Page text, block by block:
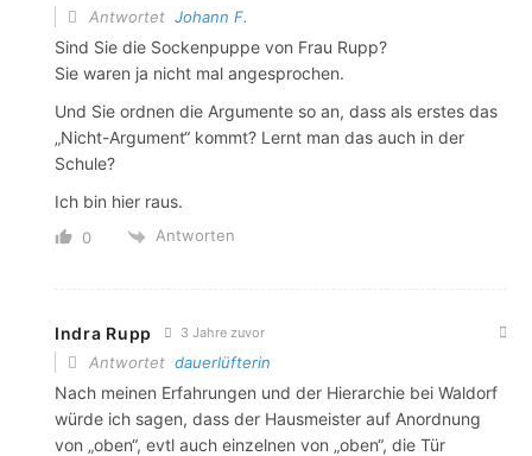
Antwortet Johann F.
Sind Sie die Sockenpuppe von Frau Rupp?
Sie waren ja nicht mal angesprochen.
Und Sie ordnen die Argumente so an, dass als erstes das
„Nicht-Argument“ kommt? Lernt man das auch in der
Schule?
Ich bin hier raus.
0 Antworten
Indra Rupp 3 Jahre zuvor
Antwortet dauerlüfterin
Nach meinen Erfahrungen und der Hierarchie bei Waldorf
würde ich sagen, dass der Hausmeister auf Anordnung
von „oben“, evtl auch einzelnen von „oben“, die Tür